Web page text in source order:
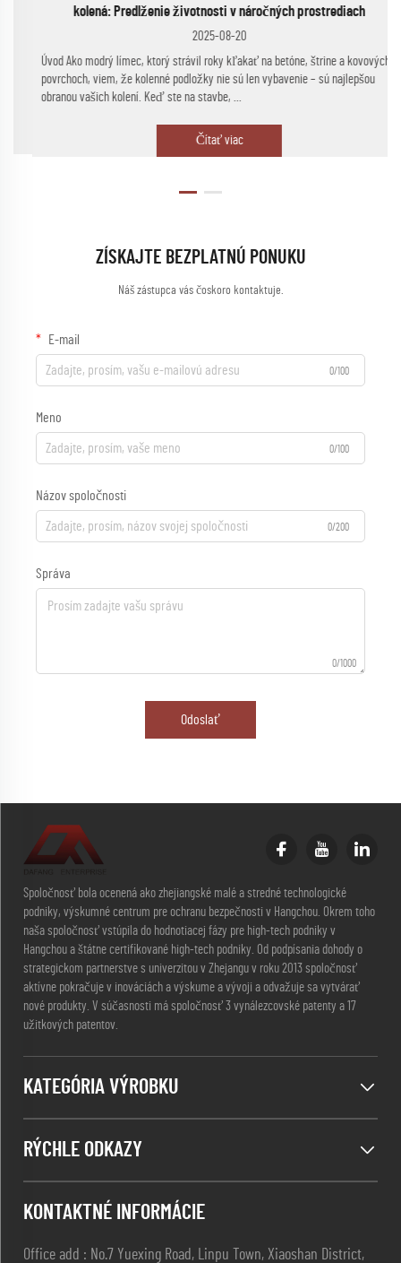
kolená: Predlženie životnosti v náročných prostrediach
2025-08-20
Úvod Ako modrý límec, ktorý strávil roky kľakať na betóne, štrine a kovových
povrchoch, viem, že kolenné podložky nie sú len vybavenie – sú najlepšou
obranou vašich kolení. Keď ste na stavbe, ...
Čítať viac
ZÍSKAJTE BEZPLATNÚ PONUKU
Náš zástupca vás čoskoro kontaktuje.
E-mail
0/100
Meno
0/100
Názov spoločnosti
0/200
Správa
0/1000
Odoslať
Spoločnosť bola ocenená ako zhejiangské malé a stredné technologické
podniky, výskumné centrum pre ochranu bezpečnosti v Hangchou. Okrem toho
naša spoločnosť vstúpila do hodnotiacej fázy pre high-tech podniky v
Hangchou a štátne certifikované high-tech podniky. Od podpísania dohody o
strategickom partnerstve s univerzitou v Zhejangu v roku 2013 spoločnosť
aktívne pokračuje v inováciách a výskume a vývoji a odvažuje sa vytvárať
nové produkty. V súčasnosti má spoločnosť 3 vynálezcovské patenty a 17
užitkových patentov.
KATEGÓRIA VÝROBKU
RÝCHLE ODKAZY
KONTAKTNÉ INFORMÁCIE
Office add : No.7 Yuexing Road, Linpu Town, Xiaoshan District,